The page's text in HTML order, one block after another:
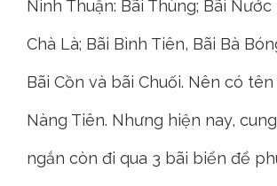
Ninh Thuận: Bãi Thùng; Bãi Nước
Chà Là; Bãi Bình Tiên, Bãi Bà
Bãi Cồn và bãi Chuối. Nên có
Nàng Tiên. Nhưng hiện nay,
ngắn còn đi qua 3 bãi biển để